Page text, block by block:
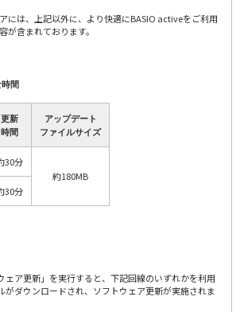
には、上記以外に、より快適にBASIO activeをご利用
が含まれております。
間
更新
時間
アップデート
ファイルサイズ
30分
約180MB
30分
ェア更新」を実行すると、下記回線のいずれかを利用
がダウンロードされ、ソフトウェア更新が実施されま